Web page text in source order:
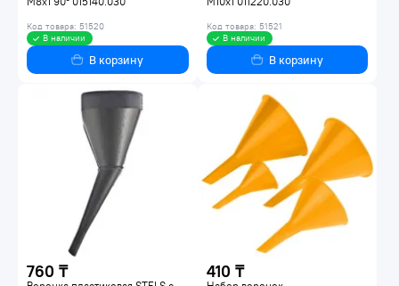
Код товара: 51520
В наличии
В корзину
Код товара: 51521
В наличии
В корзину
760 ₸ 410 ₸